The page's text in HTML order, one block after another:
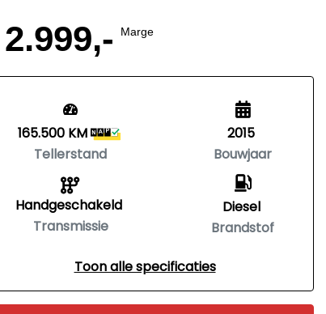
Marge
165.500 KM
Tellerstand
Handgeschakeld
Transmissie
2015
Bouwjaar
Diesel
Brandstof
Toon alle specificaties